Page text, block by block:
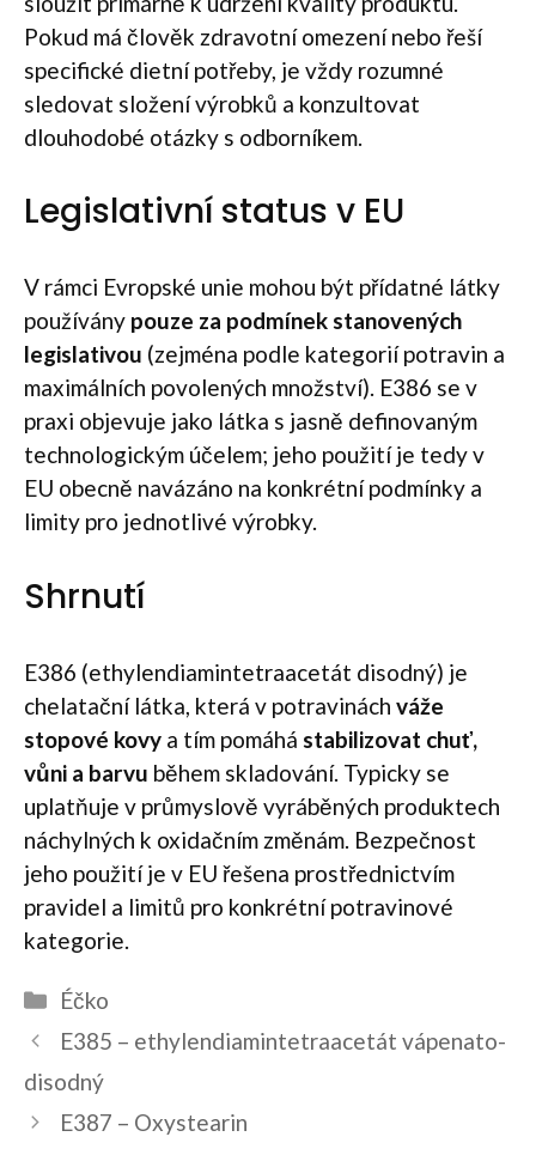
Pokud má člověk zdravotní omezení nebo řeší
specifické dietní potřeby, je vždy rozumné
sledovat složení výrobků a konzultovat
dlouhodobé otázky s odborníkem.
Legislativní status v EU
V rámci Evropské unie mohou být přídatné látky
používány pouze za podmínek stanovených
legislativou (zejména podle kategorií potravin a
maximálních povolených množství). E386 se v
praxi objevuje jako látka s jasně definovaným
technologickým účelem; jeho použití je tedy v
EU obecně navázáno na konkrétní podmínky a
limity pro jednotlivé výrobky.
Shrnutí
E386 (ethylendiamintetraacetát disodný) je
chelatační látka, která v potravinách váže
stopové kovy a tím pomáhá stabilizovat chuť,
vůni a barvu během skladování. Typicky se
uplatňuje v průmyslově vyráběných produktech
náchylných k oxidačním změnám. Bezpečnost
jeho použití je v EU řešena prostřednictvím
pravidel a limitů pro konkrétní potravinové
kategorie.
Rubriky
Éčko
Navigace
příspěvků
E385 – ethylendiamintetraacetát vápenato-
disodný
E387 – Oxystearin